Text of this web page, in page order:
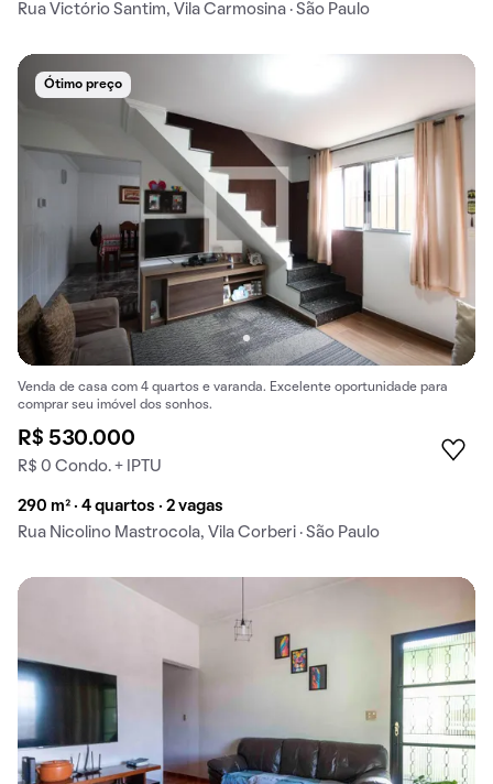
Rua Victório Santim, Vila Carmosina · São Paulo
Ótimo preço
Venda de casa com 4 quartos e varanda. Excelente oportunidade para
comprar seu imóvel dos sonhos.
R$ 530.000
R$ 0 Condo. + IPTU
290 m² · 4 quartos · 2 vagas
Rua Nicolino Mastrocola, Vila Corberi · São Paulo